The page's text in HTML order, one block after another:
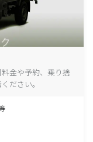
金や予約、乗り捨
ださい。